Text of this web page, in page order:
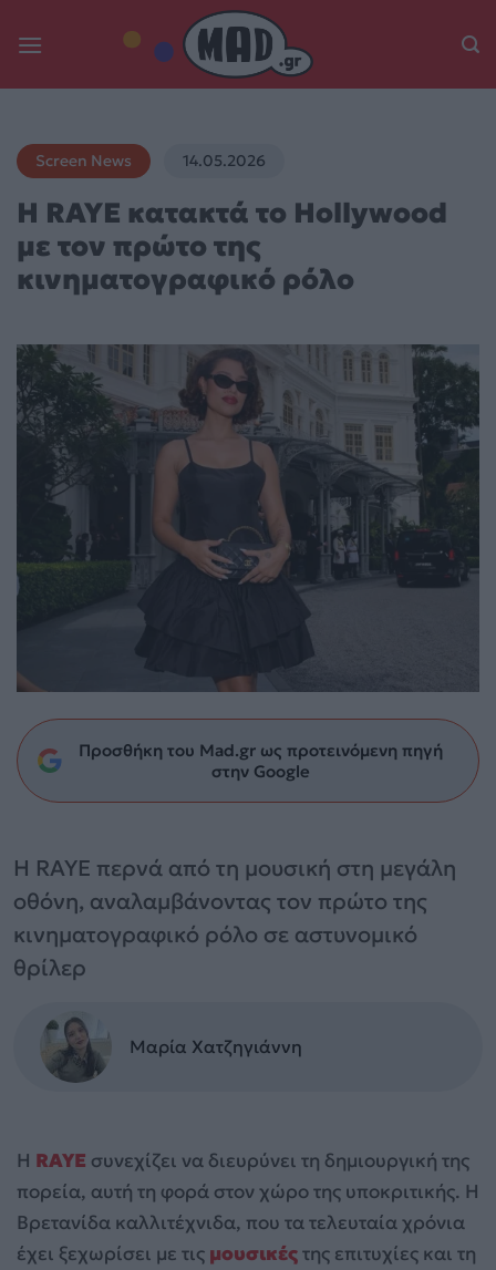
Screen News 14.05.2026
Η RAYE κατακτά το Hollywood
με τον πρώτο της
κινηματογραφικό ρόλο
Προσθήκη του Mad.gr ως προτεινόμενη πηγή
στην Google
Η RAYE περνά από τη μουσική στη μεγάλη
οθόνη, αναλαμβάνοντας τον πρώτο της
κινηματογραφικό ρόλο σε αστυνομικό
θρίλερ
Μαρία Χατζηγιάννη
Η RAYE συνεχίζει να διευρύνει τη δημιουργική της
πορεία, αυτή τη φορά στον χώρο της υποκριτικής. Η
Βρετανίδα καλλιτέχνιδα, που τα τελευταία χρόνια
έχει ξεχωρίσει με τις μουσικέςτης επιτυχίες και τη